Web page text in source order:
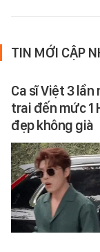
TIN MỚI CẬP
Ca sĩ Việt 3
trai đến mức 1
đẹp không già